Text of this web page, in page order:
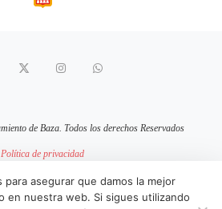
de Baza. Todos los derechos Reservados
Política de privacidad
Política de cookies
mantenido por pixelcero.com
para asegurar que damos la mejor
en nuestra web. Si sigues utilizando